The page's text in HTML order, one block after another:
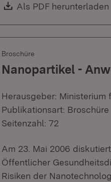
Download:
Als PDF herunterladen
Broschüre
Nanopartikel -
Herausgeber: Ministerium
Publikationsart: Broschüre
Seitenzahl: 72
Am 23. Mai 2006
Öffentlicher
Risiken der